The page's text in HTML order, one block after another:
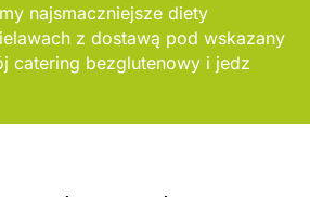
najsmaczniejsze diety
z dostawą pod wskazany
catering bezglutenowy i jedz